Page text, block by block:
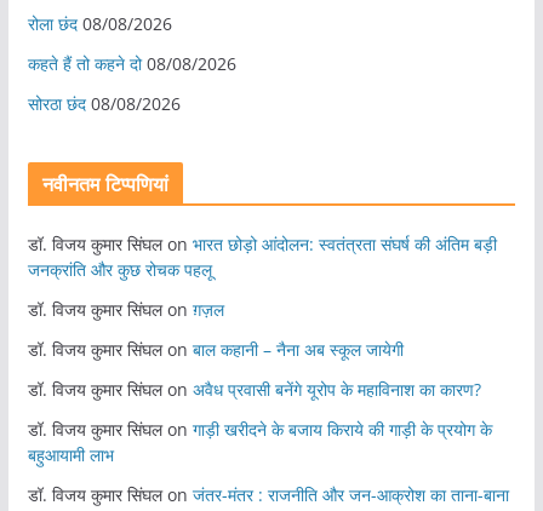
रोला छंद 08/08/2026
कहते हैं तो कहने दो 08/08/2026
सोरठा छंद 08/08/2026
नवीनतम टिप्पणियां
डॉ. विजय कुमार सिंघलon भारत छोड़ो आंदोलन: स्वतंत्रता संघर्ष की अंतिम बड़ी
जनक्रांति और कुछ रोचक पहलू
डॉ. विजय कुमार सिंघलon ग़ज़ल
डॉ. विजय कुमार सिंघलon बाल कहानी – नैना अब स्कूल जायेगी
डॉ. विजय कुमार सिंघलon अवैध प्रवासी बनेंगे यूरोप के महाविनाश का कारण?
डॉ. विजय कुमार सिंघलon गाड़ी खरीदने के बजाय किराये की गाड़ी के प्रयोग के
बहुआयामी लाभ
डॉ. विजय कुमार सिंघलon जंतर-मंतर : राजनीति और जन-आक्रोश का ताना-बाना